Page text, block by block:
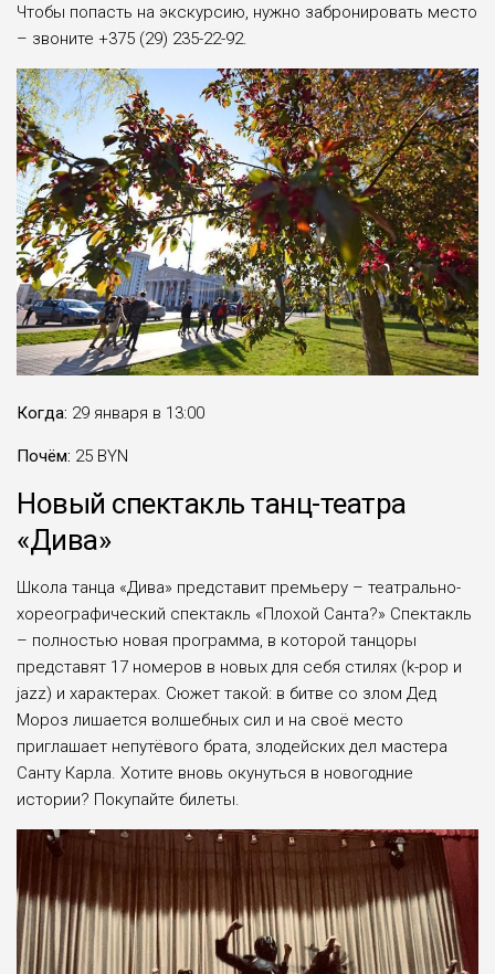
Чтобы попасть на экскурсию, нужно забронировать место
– звоните +375 (29) 235-22-92.
Когда: 29 января в 13:00
Почём: 25 BYN
Новый спектакль танц-театра
«Дива»
Школа танца «Дива» представит премьеру – театрально-
хореографический спектакль «Плохой Санта?» Спектакль
– полностью новая программа, в которой танцоры
представят 17 номеров в новых для себя стилях (k-pop и
jazz) и характерах. Сюжет такой: в битве со злом Дед
Мороз лишается волшебных сил и на своё место
приглашает непутёвого брата, злодейских дел мастера
Санту Карла. Хотите вновь окунуться в новогодние
истории? Покупайте билеты.